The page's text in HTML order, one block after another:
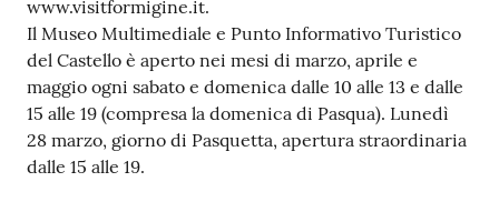
www.visitformigine.it.
Il Museo Multimediale e Punto Informativo Turistico
del Castello è aperto nei mesi di marzo, aprile e
maggio ogni sabato e domenica dalle 10 alle 13 e dalle
15 alle 19 (compresa la domenica di Pasqua). Lunedì
28 marzo, giorno di Pasquetta, apertura straordinaria
dalle 15 alle 19.